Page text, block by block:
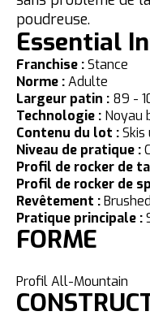
poudreuse.
Essential
Franchise :Stance
Norme :Adulte
Largeur patin : 89 -
Technologie : Noyau
Contenu du lot :
Niveau de pratique :
Profil de rocker de
Profil de rocker de
Revêtement :Brushed
Pratique principale :
FORME
Profil All-Mountain